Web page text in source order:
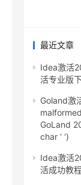
最近文章
Idea激活
活专业版
Goland激
GoLand
char ‘ ‘)
Idea激活
活成功教